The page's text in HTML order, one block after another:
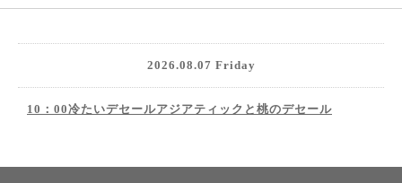
2026.08.07 Friday
10：00冷たいデセールアジアティックと桃のデセール